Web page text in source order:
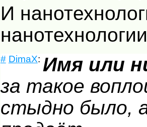
И
# DimaX: Имя или
за такое
стыдно было,